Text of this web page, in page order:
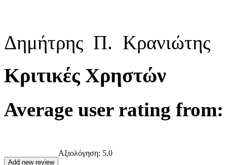
Δημήτρης Π. Κρανιώτης
Κριτικές Χρηστών
Average user rating from:
Αξιολόγηση: 5.0